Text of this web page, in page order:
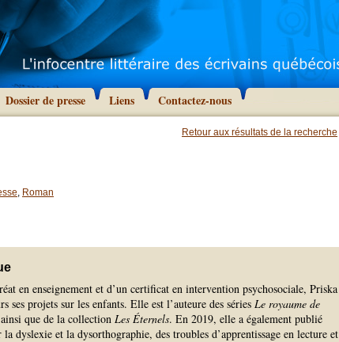
Dossier de presse Liens Contactez-nous
Retour aux résultats de la recherche
, Roman
en enseignement et d’un certificat en intervention psychosociale, Priska
ses projets sur les enfants. Elle est l’auteure des séries Le royaume de
ainsi que de la collection Les Éternels. En 2019, elle a également publié
dyslexie et la dysorthographie, des troubles d’apprentissage en lecture et